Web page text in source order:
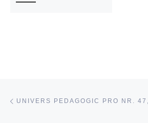
UNIVERS PEDAGOGIC PRO NR.